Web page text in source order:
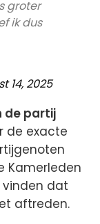
groter
ik dus
14, 2025
de partij
de exacte
Kamerleden
vinden dat
aftreden.